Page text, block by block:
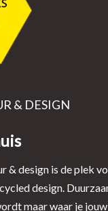
& DESIGN
& design is de plek
design.
maar waar je